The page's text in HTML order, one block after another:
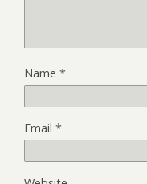
Name *
Email *